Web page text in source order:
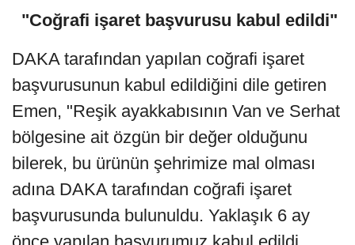
"Coğrafi işaret başvurusu kabul edildi"
DAKA tarafından yapılan coğrafi işaret
başvurusunun kabul edildiğini dile getiren
Emen, "Reşik ayakkabısının Van ve Serhat
bölgesine ait özgün bir değer olduğunu
bilerek, bu ürünün şehrimize mal olması
adına DAKA tarafından coğrafi işaret
başvurusunda bulunuldu. Yaklaşık 6 ay